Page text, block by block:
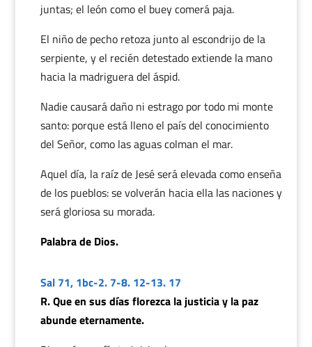
juntas; el león como el buey comerá paja.
El niño de pecho retoza junto al escondrijo de la
serpiente, y el recién detestado extiende la mano
hacia la madriguera del áspid.
Nadie causará daño ni estrago por todo mi monte
santo: porque está lleno el país del conocimiento
del Señor, como las aguas colman el mar.
Aquel día, la raíz de Jesé será elevada como enseña
de los pueblos: se volverán hacia ella las naciones y
será gloriosa su morada.
Palabra de Dios.
Sal 71, 1bc-2. 7-8. 12-13. 17
R. Que en sus días florezca la justicia y la paz
abunde eternamente.